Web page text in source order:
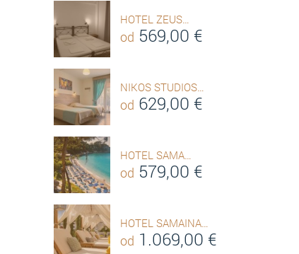
HOTEL ZEUS…
od 569,00 €
NIKOS STUDIOS…
od 629,00 €
HOTEL SAMA…
od 579,00 €
HOTEL SAMAINA…
od 1.069,00 €